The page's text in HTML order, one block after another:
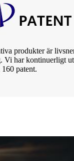
produkter är
Vi har kontinuerligt
160 patent.